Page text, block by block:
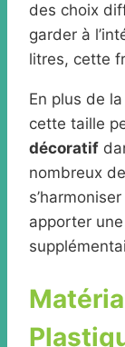
des choix
garder à
litres, cette
En plus de
cette taille
décoratif
nombreux
apporter